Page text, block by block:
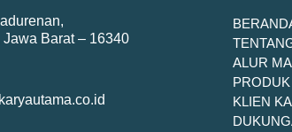
Jawa Barat – 16340
ALUR
KLIEN